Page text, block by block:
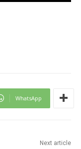
WhatsApp
Next article